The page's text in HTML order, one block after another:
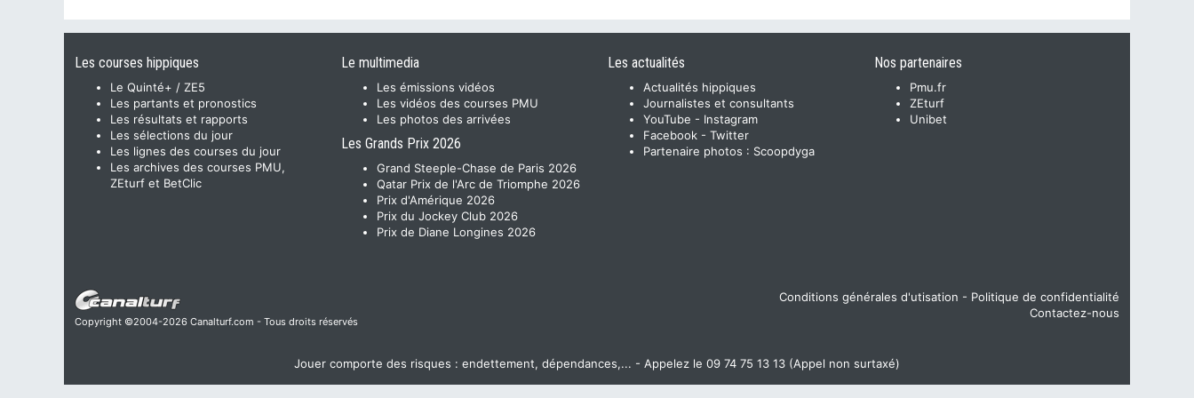
Les courses hippiques
Le Quinté+ / ZE5
Les partants et pronostics
Les résultats et rapports
Les sélections du jour
Les lignes des courses du jour
Les archives des courses PMU,
ZEturf et BetClic
Le multimedia
Les émissions vidéos
Les vidéos des courses PMU
Les photos des arrivées
Les Grands Prix 2026
Grand Steeple-Chase de Paris 2026
Qatar Prix de l'Arc de Triomphe 2026
Prix d'Amérique 2026
Prix du Jockey Club 2026
Prix de Diane Longines 2026
Les actualités
Actualités hippiques
Journalistes et consultants
YouTube - Instagram
Facebook - Twitter
Partenaire photos : Scoopdyga
Nos partenaires
Pmu.fr
ZEturf
Unibet
Copyright ©2004-2026 Canalturf.com - Tous droits réservés
Conditions générales d'utisation - Politique de confidentialité
Contactez-nous
Jouer comporte des risques : endettement, dépendances,... - Appelez le 09 74 75 13 13 (Appel non surtaxé)